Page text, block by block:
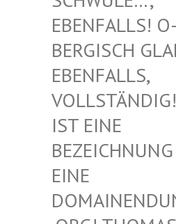
LLS! O-H-H –
CH GLADBACH,
LLS, VOLLST
ÄNDIG! TLD
NE BEZEIC
HNUNG FÜR
OMAIN
ENDUNG,